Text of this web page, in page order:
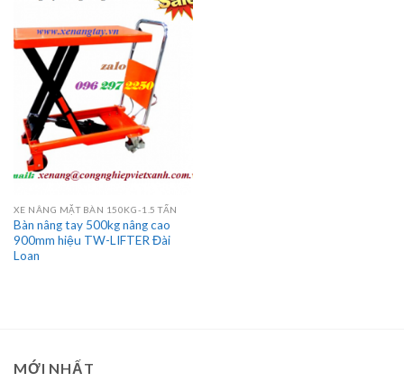
XE NÂNG MẶT BÀN 150KG-1.5 TẤN
Bàn nâng tay 500kg nâng cao
900mm hiệu TW-LIFTER Đài
Loan
MỚI NHẤT